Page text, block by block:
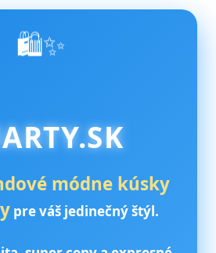
🛍️✨
módne kúsky
pre váš jedinečný štýl.